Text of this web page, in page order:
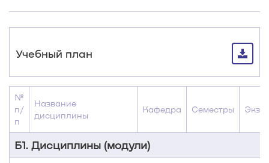
Учебный план
№
п/
п
Название
дисциплины
Кафедра Семестры Экз
Б1. Дисциплины (модули)